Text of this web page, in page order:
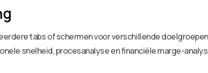
tabs of schermen voor verschillende
snelheid, procesanalyse en financiële marge-